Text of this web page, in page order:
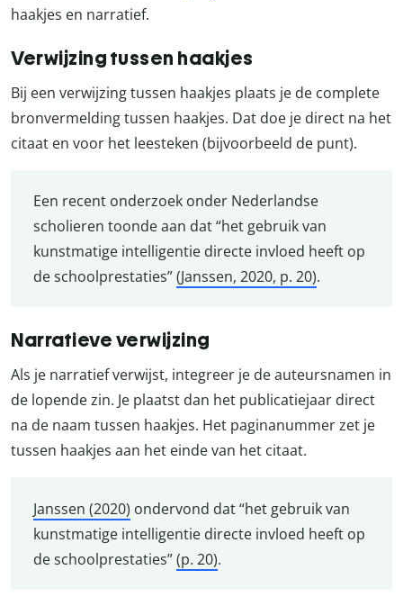
haakjes en narratief.
Verwijzing tussen haakjes
Bij een verwijzing tussen haakjes plaats je de complete
bronvermelding tussen haakjes. Dat doe je direct na het
citaat en voor het leesteken (bijvoorbeeld de punt).
Een recent onderzoek onder Nederlandse
scholieren toonde aan dat “het gebruik van
kunstmatige intelligentie directe invloed heeft op
de schoolprestaties”(Janssen, 2020, p. 20).
Narratieve verwijzing
Als je narratief verwijst, integreer je de auteursnamen in
de lopende zin. Je plaatst dan het publicatiejaar direct
na de naam tussen haakjes. Het paginanummer zet je
tussen haakjes aan het einde van het citaat.
Janssen (2020) ondervond dat “het gebruik van
kunstmatige intelligentie directe invloed heeft op
de schoolprestaties”(p. 20).